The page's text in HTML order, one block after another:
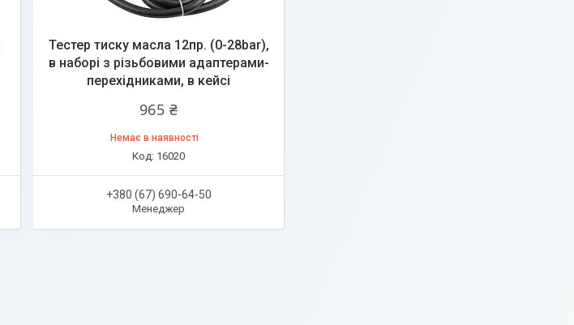
Тестер тиску масла 12пр. (0-28bar),
в наборі з різьбовими адаптерами-
перехідниками, в кейсі
965 ₴
Немає в наявності
16020
+380 (67) 690-64-50
Менеджер